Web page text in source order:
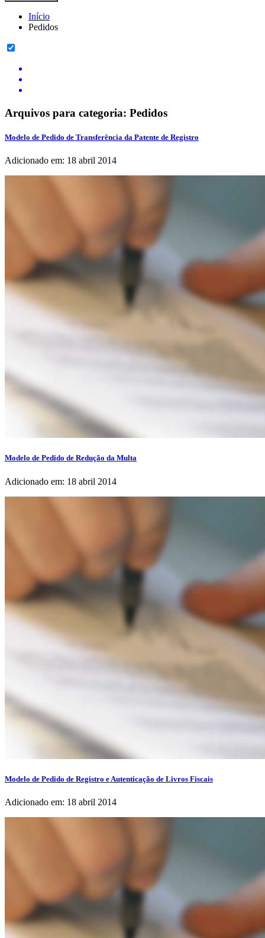
Início
Pedidos
Arquivos para categoria: Pedidos
Modelo de Pedido de Transferência da Patente de Registro
Adicionado em: 18 abril 2014
Modelo de Pedido de Redução da Multa
Adicionado em: 18 abril 2014
Modelo de Pedido de Registro e Autenticação de Livros Fiscais
Adicionado em: 18 abril 2014